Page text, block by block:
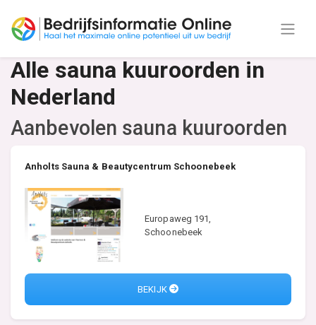
Alle sauna kuuroorden in
Nederland
Aanbevolen sauna kuuroorden
Anholts Sauna & Beautycentrum Schoonebeek
Europaweg 191,
Schoonebeek
BEKIJK